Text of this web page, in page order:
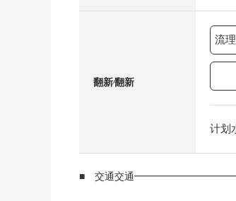
翻新⁄翻新
流
计划
■ 交通交通